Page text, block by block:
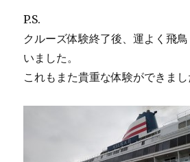
P.S.
クルーズ体験終了後、運よく飛
いました。
これもまた貴重な体験ができま